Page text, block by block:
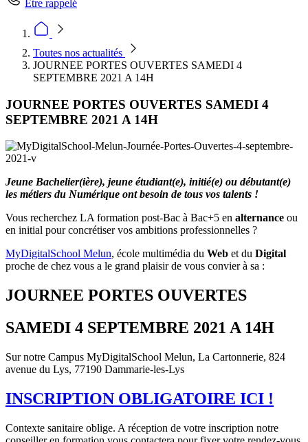
Être rappelé
Toutes nos actualités
JOURNEE PORTES OUVERTES SAMEDI 4
SEPTEMBRE 2021 A 14H
JOURNEE PORTES OUVERTES SAMEDI 4
SEPTEMBRE 2021 A 14H
Jeune Bachelier(ière), jeune étudiant(e), initié(e) ou débutant(e)
les métiers du Numérique ont besoin de tous vos talents !
Vous recherchez LA formation post-Bac à Bac+5 en alternance ou
en initial pour concrétiser vos ambitions professionnelles ?
MyDigitalSchool Melun, école multimédia du Web et du Digital
proche de chez vous a le grand plaisir de vous convier à sa :
JOURNEE PORTES OUVERTES
SAMEDI 4 SEPTEMBRE 2021 A 14H
Sur notre Campus MyDigitalSchool Melun, La Cartonnerie, 824
avenue du Lys, 77190 Dammarie-les-Lys
INSCRIPTION OBLIGATOIRE ICI !
Contexte sanitaire oblige. A réception de votre inscription notre